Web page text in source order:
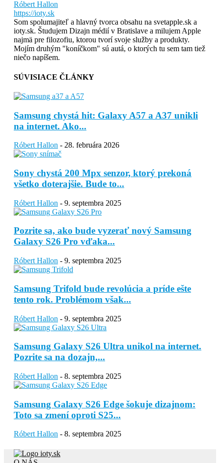
Róbert Hallon
https://ioty.sk
Som spolumajiteľ a hlavný tvorca obsahu na svetapple.sk a
ioty.sk. Študujem Dizajn médií v Bratislave a milujem Apple
najmä pre filozofiu, ktorou tvorí svoje služby a produkty.
Mojím druhým "koníčkom" sú autá, o ktorých tu sem tam tiež
niečo napíšem.
SÚVISIACE ČLÁNKY
Samsung chystá hit: Galaxy A57 a A37 unikli
na internet. Ako...
Róbert Hallon - 28. februára 2026
Sony chystá 200 Mpx senzor, ktorý prekoná
všetko doterajšie. Bude to...
Róbert Hallon - 9. septembra 2025
Pozrite sa, ako bude vyzerať nový Samsung
Galaxy S26 Pro vďaka...
Róbert Hallon - 9. septembra 2025
Samsung Trifold bude revolúcia a príde ešte
tento rok. Problémom však...
Róbert Hallon - 9. septembra 2025
Samsung Galaxy S26 Ultra unikol na internet.
Pozrite sa na dozajn,...
Róbert Hallon - 8. septembra 2025
Samsung Galaxy S26 Edge šokuje dizajnom:
Toto sa zmení oproti S25...
Róbert Hallon - 8. septembra 2025